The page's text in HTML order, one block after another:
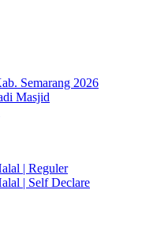
Semarang 2026
Masjid
| Reguler
| Self Declare